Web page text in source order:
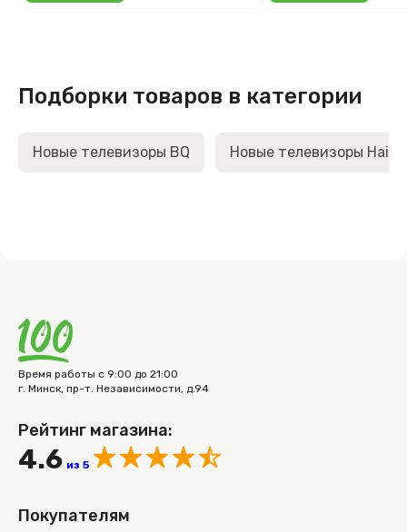
Подборки товаров в категории
Новые телевизоры BQ Новые телевизоры Haier
Время работы с 9:00 до 21:00
г. Минск, пр-т. Независимости, д.94
Рейтинг магазина:
4.6 из 5
Покупателям